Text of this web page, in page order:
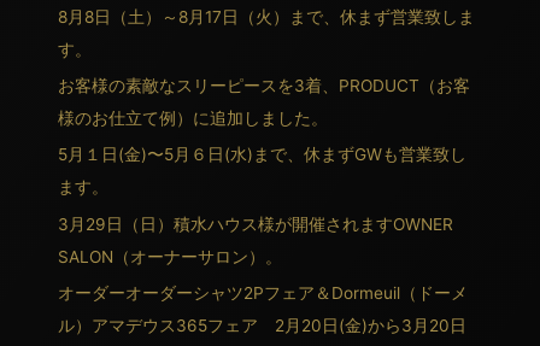
8月8日（土）～8月17日（火）まで、休まず営業致しま
す。
お客様の素敵なスリーピースを3着、PRODUCT（お客
様のお仕立て例）に追加しました。
5月１日(金)〜5月６日(水)まで、休まずGWも営業致し
ます。
3月29日（日）積水ハウス様が開催されますOWNER
SALON（オーナーサロン）。
オーダーオーダーシャツ2Pフェア＆Dormeuil（ドーメ
ル）アマデウス365フェア 2月20日(金)から3月20日